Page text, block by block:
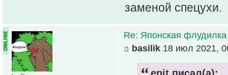
заменой спецухи.
Re: Японская флудилка
basilik 18 июл 2021,